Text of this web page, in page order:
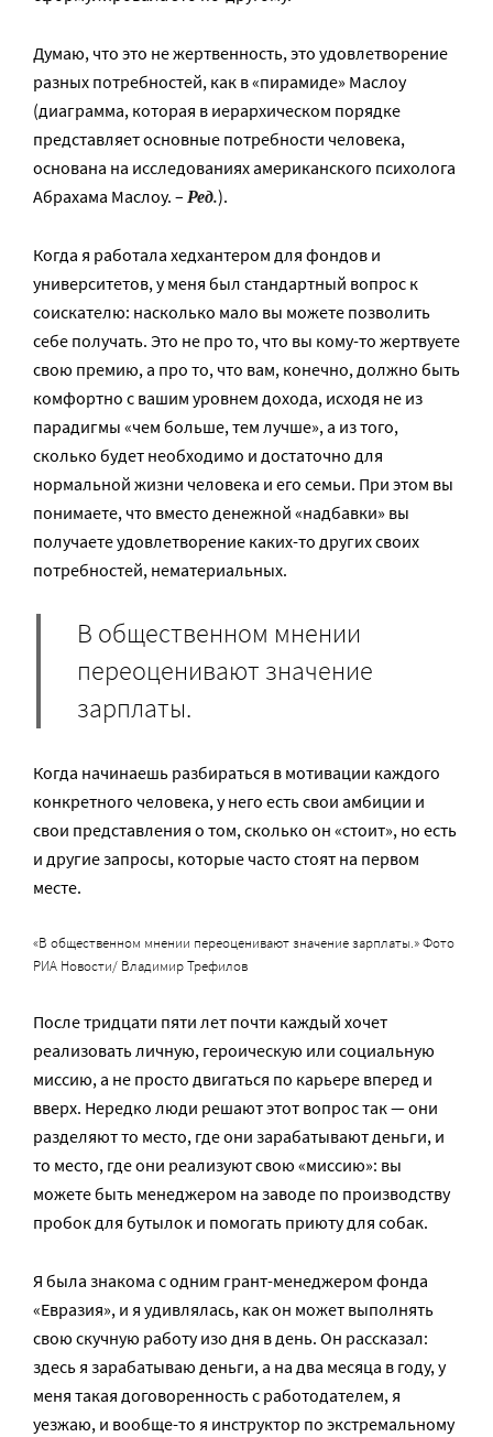
Думаю, что это не жертвенность, это удовлетворение
разных потребностей, как в «пирамиде» Маслоу
(диаграмма, которая в иерархическом порядке
представляет основные потребности человека,
основана на исследованиях американского психолога
Абрахама Маслоу. – Ред.).
Когда я работала хедхантером для фондов и
университетов, у меня был стандартный вопрос к
соискателю: насколько мало вы можете позволить
себе получать. Это не про то, что вы кому-то жертвуете
свою премию, а про то, что вам, конечно, должно быть
комфортно с вашим уровнем дохода, исходя не из
парадигмы «чем больше, тем лучше», а из того,
сколько будет необходимо и достаточно для
нормальной жизни человека и его семьи. При этом вы
понимаете, что вместо денежной «надбавки» вы
получаете удовлетворение каких-то других своих
потребностей, нематериальных.
В общественном мнении
переоценивают значение
зарплаты.
Когда начинаешь разбираться в мотивации каждого
конкретного человека, у него есть свои амбиции и
свои представления о том, сколько он «стоит», но есть
и другие запросы, которые часто стоят на первом
месте.
«В общественном мнении переоценивают значение зарплаты.» Фото
РИА Новости/ Владимир Трефилов
После тридцати пяти лет почти каждый хочет
реализовать личную, героическую или социальную
миссию, а не просто двигаться по карьере вперед и
вверх. Нередко люди решают этот вопрос так — они
разделяют то место, где они зарабатывают деньги, и
то место, где они реализуют свою «миссию»: вы
можете быть менеджером на заводе по производству
пробок для бутылок и помогать приюту для собак.
Я была знакома с одним грант-менеджером фонда
«Евразия», и я удивлялась, как он может выполнять
свою скучную работу изо дня в день. Он рассказал:
здесь я зарабатываю деньги, а на два месяца в году, у
меня такая договоренность с работодателем, я
уезжаю, и вообще-то я инструктор по экстремальному